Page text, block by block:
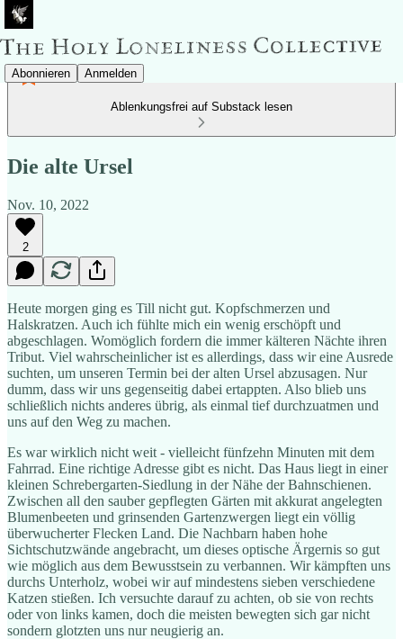
Abonnieren Anmelden
Ablenkungsfrei auf Substack lesen
Die alte Ursel
Nov. 10, 2022
2
Heute morgen ging es Till nicht gut. Kopfschmerzen und
Halskratzen. Auch ich fühlte mich ein wenig erschöpft und
abgeschlagen. Womöglich fordern die immer kälteren Nächte ihren
Tribut. Viel wahrscheinlicher ist es allerdings, dass wir eine Ausrede
suchten, um unseren Termin bei der alten Ursel abzusagen. Nur
dumm, dass wir uns gegenseitig dabei ertappten. Also blieb uns
schließlich nichts anderes übrig, als einmal tief durchzuatmen und
uns auf den Weg zu machen.
Es war wirklich nicht weit - vielleicht fünfzehn Minuten mit dem
Fahrrad. Eine richtige Adresse gibt es nicht. Das Haus liegt in einer
kleinen Schrebergarten-Siedlung in der Nähe der Bahnschienen.
Zwischen all den sauber gepflegten Gärten mit akkurat angelegten
Blumenbeeten und grinsenden Gartenzwergen liegt ein völlig
überwucherter Flecken Land. Die Nachbarn haben hohe
Sichtschutzwände angebracht, um dieses optische Ärgernis so gut
wie möglich aus dem Bewusstsein zu verbannen. Wir kämpften uns
durchs Unterholz, wobei wir auf mindestens sieben verschiedene
Katzen stießen. Ich versuchte darauf zu achten, ob sie von rechts
oder von links kamen, doch die meisten bewegten sich gar nicht
sondern glotzten uns nur neugierig an.